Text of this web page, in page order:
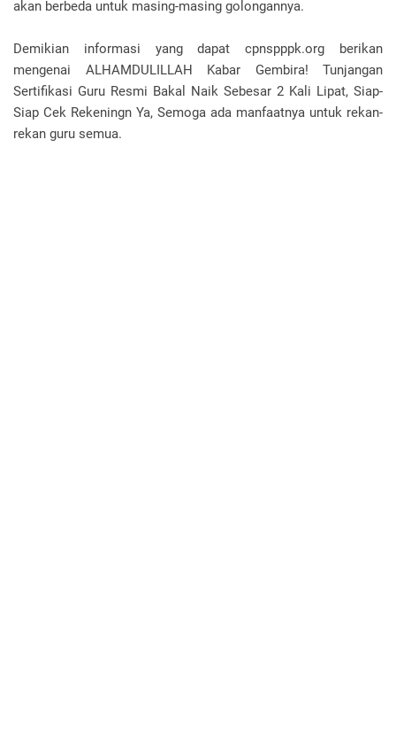
akan berbeda untuk masing-masing golongannya.
Demikian informasi yang dapat cpnspppk.org berikan
mengenai ALHAMDULILLAH Kabar Gembira! Tunjangan
Sertifikasi Guru Resmi Bakal Naik Sebesar 2 Kali Lipat, Siap-
Siap Cek Rekeningn Ya, Semoga ada manfaatnya untuk rekan-
rekan guru semua.